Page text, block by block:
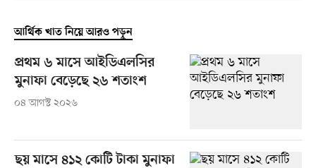
আর্থিক খাত নিয়ে আরও পড়ুন
প্রথম ৬ মাসে আইডিএলসির
মুনাফা বেড়েছে ২৬ শতাংশ
০৪ আগস্ট ২০২৬
ছয় মাসে ৪১২ কোটি টাকা মুনাফা